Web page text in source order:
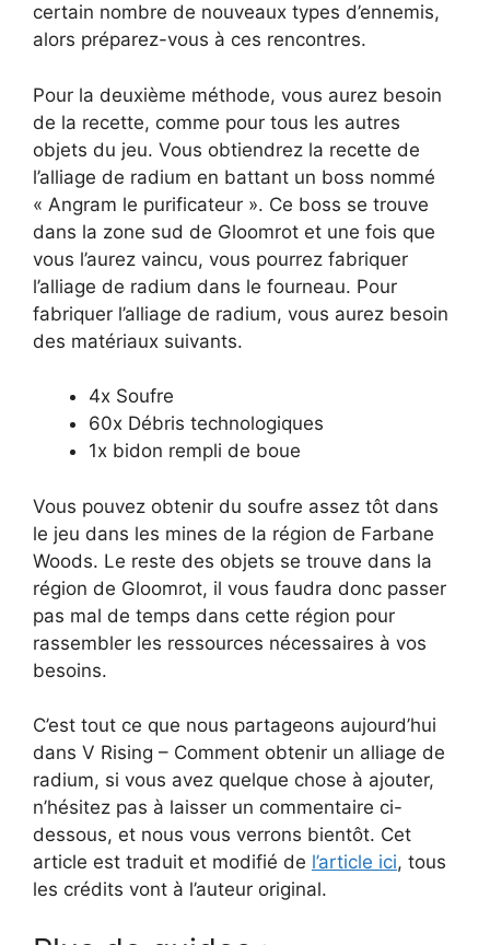
certain nombre de nouveaux types d’ennemis,
alors préparez-vous à ces rencontres.
Pour la deuxième méthode, vous aurez besoin
de la recette, comme pour tous les autres
objets du jeu. Vous obtiendrez la recette de
l’alliage de radium en battant un boss nommé
« Angram le purificateur ». Ce boss se trouve
dans la zone sud de Gloomrot et une fois que
vous l’aurez vaincu, vous pourrez fabriquer
l’alliage de radium dans le fourneau. Pour
fabriquer l’alliage de radium, vous aurez besoin
des matériaux suivants.
4x Soufre
60x Débris technologiques
1x bidon rempli de boue
Vous pouvez obtenir du soufre assez tôt dans
le jeu dans les mines de la région de Farbane
Woods. Le reste des objets se trouve dans la
région de Gloomrot, il vous faudra donc passer
pas mal de temps dans cette région pour
rassembler les ressources nécessaires à vos
besoins.
C’est tout ce que nous partageons aujourd’hui
dans V Rising – Comment obtenir un alliage de
radium, si vous avez quelque chose à ajouter,
n’hésitez pas à laisser un commentaire ci-
dessous, et nous vous verrons bientôt. Cet
article est traduit et modifié de l’article ici, tous
les crédits vont à l’auteur original.